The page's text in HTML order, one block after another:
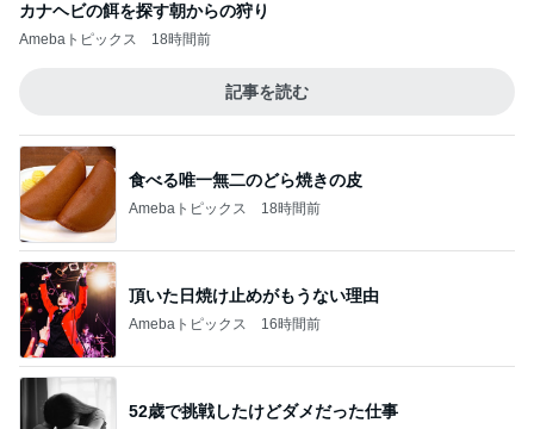
カナヘビの餌を探す朝からの狩り
Amebaトピックス 18時間前
記事を読む
食べる唯一無二のどら焼きの皮
Amebaトピックス 18時間前
頂いた日焼け止めがもうない理由
Amebaトピックス 16時間前
52歳で挑戦したけどダメだった仕事